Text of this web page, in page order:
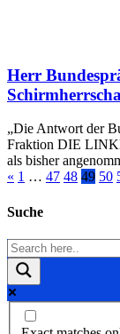
Herr
„Die Antwort der
Fraktion DIE
als bisher
« 1 … 47 48 49 50
Suche